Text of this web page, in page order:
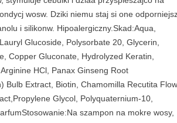
wosw. Dziki niemu staj si one
i silikonw. Hipoalergiczny.Skad:Aqua,
Glucoside, Polysorbate 20, Glycerin,
Copper Gluconate, Hydrolyzed Keratin,
HCl, Panax Ginseng Root
Bulb Extract, Biotin, Chamomilla Recutita
Glycol, Polyquaternium-10,
szampon na mokre wosy,